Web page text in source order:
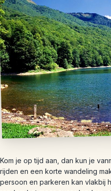
Kom je op tijd aan, dan kun je
rijden en een korte wandeling
persoon en parkeren kan vlakbij